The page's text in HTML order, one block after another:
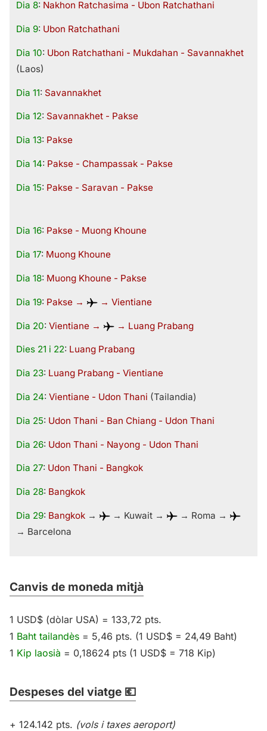
Dia 8: Nakhon Ratchasima - Ubon Ratchathani
Dia 9: Ubon Ratchathani
Dia 10: Ubon Ratchathani - Mukdahan - Savannakhet
(Laos)
Dia 11: Savannakhet
Dia 12: Savannakhet - Pakse
Dia 13: Pakse
Dia 14: Pakse - Champassak - Pakse
Dia 15: Pakse - Saravan - Pakse
Dia 16: Pakse - Muong Khoune
Dia 17: Muong Khoune
Dia 18: Muong Khoune - Pakse
Dia 19: Pakse → → Vientiane
Dia 20: Vientiane → → Luang Prabang
Dies 21 i 22: Luang Prabang
Dia 23: Luang Prabang - Vientiane
Dia 24: Vientiane - Udon Thani (Tailandia)
Dia 25: Udon Thani - Ban Chiang - Udon Thani
Dia 26: Udon Thani - Nayong - Udon Thani
Dia 27: Udon Thani - Bangkok
Dia 28: Bangkok
Dia 29: Bangkok → → Kuwait →
→ Roma →
→ Barcelona
Canvis de moneda mitjà
1 USD$ (dòlar USA) = 133,72 pts.
1 Baht tailandès = 5,46 pts. (1 USD$ = 24,49 Baht)
1 Kip laosià = 0,18624 pts (1 USD$ = 718 Kip)
Despeses del viatge 💶
+ 124.142 pts. (vols i taxes aeroport)